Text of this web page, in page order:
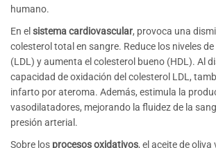
humano.
En el sistema cardiovascular, provoca una
colesterol total en sangre. Reduce los niveles
(LDL) y aumenta el colesterol bueno (HDL). Al
capacidad de oxidación del colesterol LDL,
infarto por ateroma. Además, estimula la
vasodilatadores, mejorando la fluidez de la
presión arterial.
Sobre los procesos oxidativos, el aceite de oliva